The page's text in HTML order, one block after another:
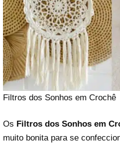
Filtros dos Sonhos em Crochê
Os Filtros dos Sonhos em
muito bonita para se